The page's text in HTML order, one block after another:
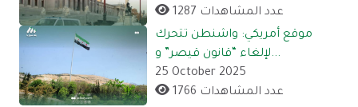
1287 عدد المشاهدات
موقع أمريكي: واشنطن تتحرك
لإلغاء “قانون قيصر” و...
25 October 2025
1766 عدد المشاهدات